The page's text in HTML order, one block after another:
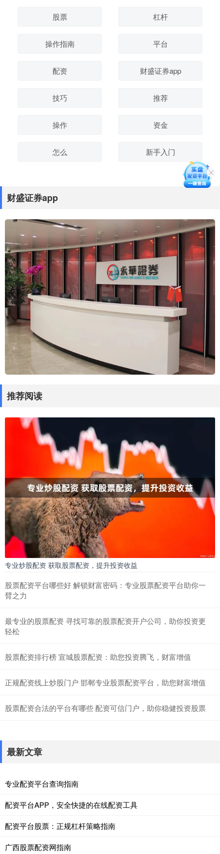
股票 杠杆
操作指南 平台
配资 财盛证券app
技巧 推荐
操作 资金
怎么 新手入门
财盛证券app
推荐阅读
专业炒股配资 获取股票配资，提升投资收益
股票配资平台哪些好 解锁财富密码：专业股票配资平台助你一
臂之力
最专业的股票配资 寻找可靠的股票配资开户公司，助你投资更
轻松
股票配资排行榜 宣城股票配资：助您投资腾飞，财富增值
正规配资线上炒股门户 邯郸专业股票配资平台，助您财富增值
股票配资合法的平台有哪些 配资可信门户，助你稳健投资股票
最新文章
专业配资平台查询指南
配资平台APP，安全快捷的在线配资工具
配资平台股票：正规杠杆策略指南
广西股票配资网指南